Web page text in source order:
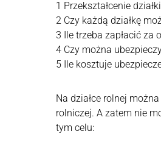
1 Przekształcenie
2 Czy każdą działkę
3 Ile trzeba zapłacić za
4 Czy można
5 Ile kosztuje
Na działce rolnej
rolniczej. A zatem nie
tym celu: